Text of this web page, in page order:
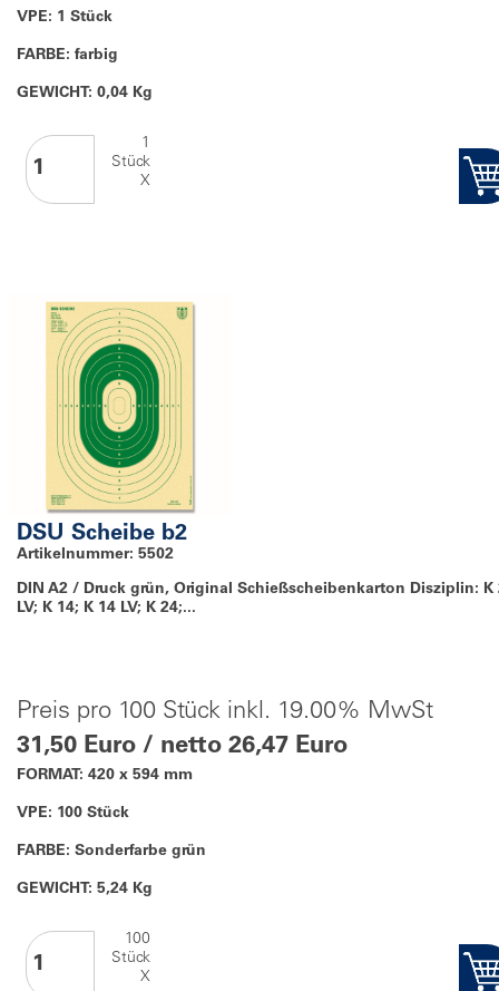
VPE: 1 Stück
FARBE: farbig
GEWICHT: 0,04 Kg
1
Stück
X
DSU Scheibe b2
Artikelnummer: 5502
DIN A2 / Druck grün, Original Schießscheibenkarton Disziplin: K
LV; K 14; K 14 LV; K 24;...
Preis pro 100 Stück inkl. 19.00% MwSt
31,50 Euro / netto 26,47 Euro
FORMAT: 420 x 594 mm
VPE: 100 Stück
FARBE: Sonderfarbe grün
GEWICHT: 5,24 Kg
100
Stück
X